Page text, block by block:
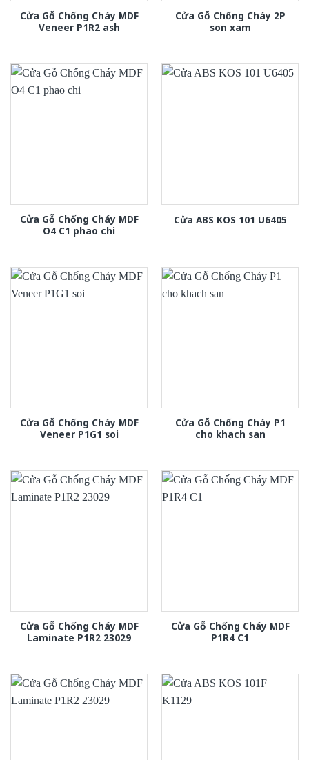
Cửa Gỗ Chống Cháy MDF
Veneer P1R2 ash
Cửa Gỗ Chống Cháy 2P
son xam
Cửa Gỗ Chống Cháy MDF
O4 C1 phao chi
Cửa ABS KOS 101 U6405
Cửa Gỗ Chống Cháy MDF
Veneer P1G1 soi
Cửa Gỗ Chống Cháy P1
cho khach san
Cửa Gỗ Chống Cháy MDF
Laminate P1R2 23029
Cửa Gỗ Chống Cháy MDF
P1R4 C1